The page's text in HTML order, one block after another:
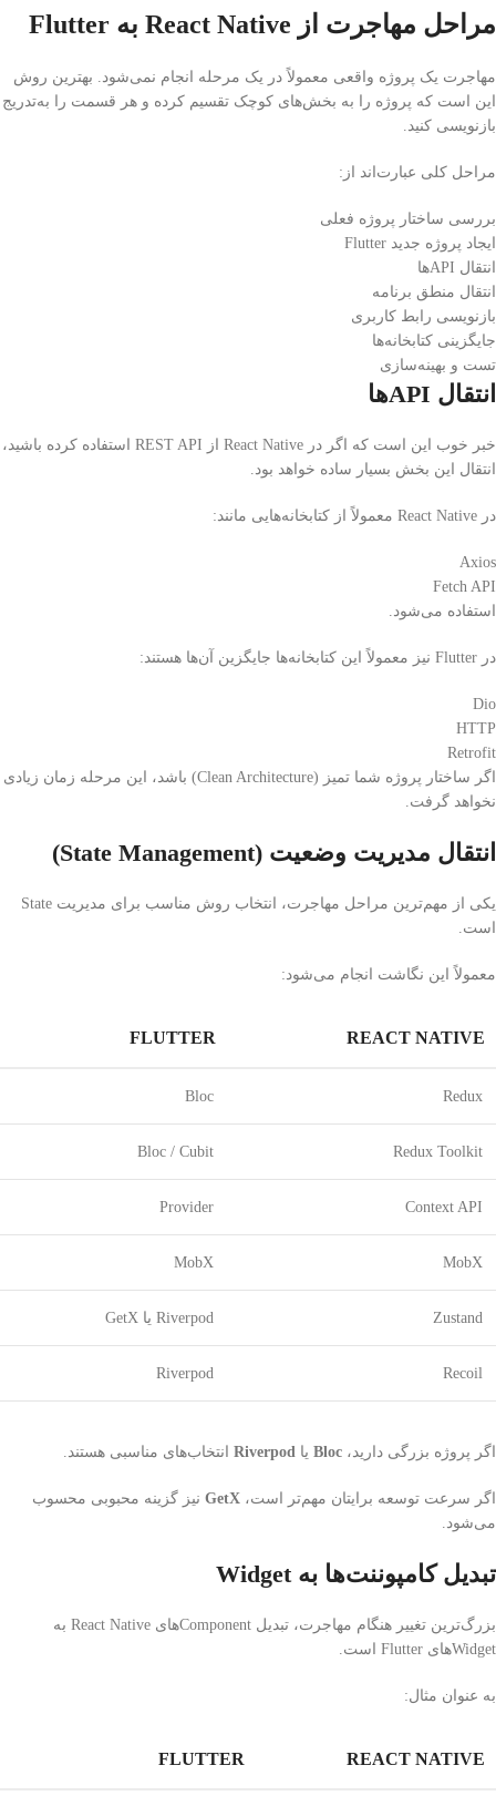
مراحل مهاجرت از React Native به Flutter
مهاجرت یک پروژه واقعی معمولاً در یک مرحله انجام نمی‌شود. بهترین روش
این است که پروژه را به بخش‌های کوچک تقسیم کرده و هر قسمت را به‌تدریج
بازنویسی کنید.
مراحل کلی عبارت‌اند از:
بررسی ساختار پروژه فعلی
ایجاد پروژه جدید Flutter
انتقال APIها
انتقال منطق برنامه
بازنویسی رابط کاربری
جایگزینی کتابخانه‌ها
تست و بهینه‌سازی
انتقال APIها
خبر خوب این است که اگر در React Native از REST API استفاده کرده باشید،
انتقال این بخش بسیار ساده خواهد بود.
در React Native معمولاً از کتابخانه‌هایی مانند:
Axios
Fetch API
استفاده می‌شود.
در Flutter نیز معمولاً این کتابخانه‌ها جایگزین آن‌ها هستند:
Dio
HTTP
Retrofit
اگر ساختار پروژه شما تمیز (Clean Architecture) باشد، این مرحله زمان زیادی
نخواهد گرفت.
انتقال مدیریت وضعیت (State Management)
یکی از مهم‌ترین مراحل مهاجرت، انتخاب روش مناسب برای مدیریت State
است.
معمولاً این نگاشت انجام می‌شود:
REACT NATIVE
FLUTTER
Redux
Bloc
Redux Toolkit
Bloc / Cubit
Context API
Provider
MobX
MobX
Zustand Riverpod یا GetX
Recoil
Riverpod
اگر پروژه بزرگی دارید، Bloc یا Riverpod انتخاب‌های مناسبی هستند.
اگر سرعت توسعه برایتان مهم‌تر است، GetX نیز گزینه محبوبی محسوب
می‌شود.
تبدیل کامپوننت‌ها به Widget
بزرگ‌ترین تغییر هنگام مهاجرت، تبدیل Componentهای React Native به
Widgetهای Flutter است.
به عنوان مثال:
REACT NATIVE
FLUTTER